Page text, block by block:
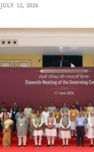
JULY 12, 2026